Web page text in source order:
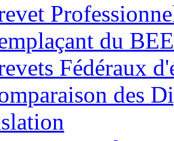
du
Fédéraux
des